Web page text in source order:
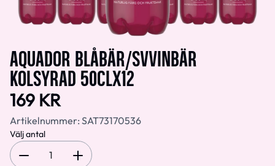
AQUADOR BLÅBÄR/SVVINBÄR
KOLSYRAD 50CLX12
169 KR
Artikelnummer: SAT73170536
Välj antal
1